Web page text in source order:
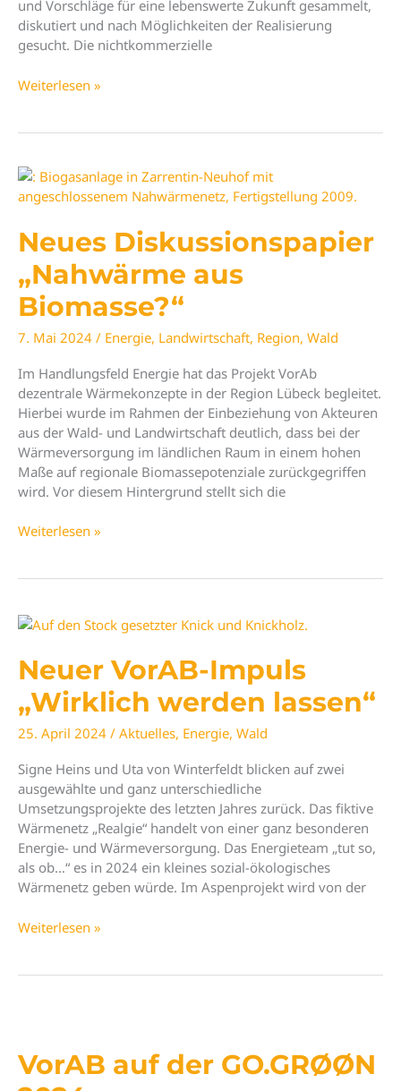
und Vorschläge für eine lebenswerte Zukunft gesammelt,
diskutiert und nach Möglichkeiten der Realisierung
gesucht. Die nichtkommerzielle
Veranstaltungen
Weiterlesen »
Neues Diskussionspapier
„Nahwärme aus
Biomasse?“
7. Mai 2024 / Energie, Landwirtschaft, Region, Wald
Im Handlungsfeld Energie hat das Projekt VorAb
dezentrale Wärmekonzepte in der Region Lübeck begleitet.
Hierbei wurde im Rahmen der Einbeziehung von Akteuren
aus der Wald- und Landwirtschaft deutlich, dass bei der
Wärmeversorgung im ländlichen Raum in einem hohen
Maße auf regionale Biomassepotenziale zurückgegriffen
wird. Vor diesem Hintergrund stellt sich die
Neues
Weiterlesen »
Neuer VorAB-Impuls
„Wirklich werden lassen“
25. April 2024 / Aktuelles, Energie, Wald
Signe Heins und Uta von Winterfeldt blicken auf zwei
ausgewählte und ganz unterschiedliche
Umsetzungsprojekte des letzten Jahres zurück. Das fiktive
Wärmenetz „Realgie“ handelt von einer ganz besonderen
Energie- und Wärmeversorgung. Das Energieteam „tut so,
als ob…“ es in 2024 ein kleines sozial-ökologisches
Wärmenetz geben würde. Im Aspenprojekt wird von der
Neuer
Weiterlesen »
VorAB auf der GO.GRØØN